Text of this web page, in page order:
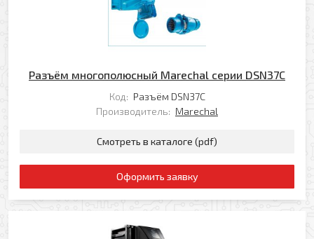
Разъём многополюсный Marechal серии DSN37C
Код: Разъём DSN37C
Производитель: Marechal
Смотреть в каталоге (pdf)
Оформить заявку
Перезвоните мне
Я даю свое согласие на обработку моих
персональных данных в соответствии с
Политикой обработки персональных данных